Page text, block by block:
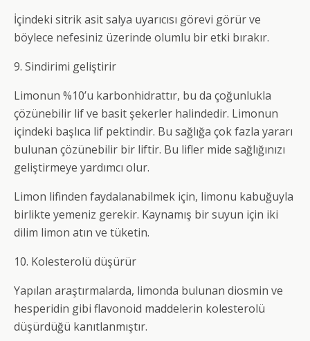
İçindeki sitrik asit salya uyarıcısı görevi görür ve
böylece nefesiniz üzerinde olumlu bir etki bırakır.
9. Sindirimi geliştirir
Limonun %10’u karbonhidrattır, bu da çoğunlukla
çözünebilir lif ve basit şekerler halindedir. Limonun
içindeki başlıca lif pektindir. Bu sağlığa çok fazla yararı
bulunan çözünebilir bir liftir. Bu lifler mide sağlığınızı
geliştirmeye yardımcı olur.
Limon lifinden faydalanabilmek için, limonu kabuğuyla
birlikte yemeniz gerekir. Kaynamış bir suyun için iki
dilim limon atın ve tüketin.
10. Kolesterolü düşürür
Yapılan araştırmalarda, limonda bulunan diosmin ve
hesperidin gibi flavonoid maddelerin kolesterolü
düşürdüğü kanıtlanmıştır.